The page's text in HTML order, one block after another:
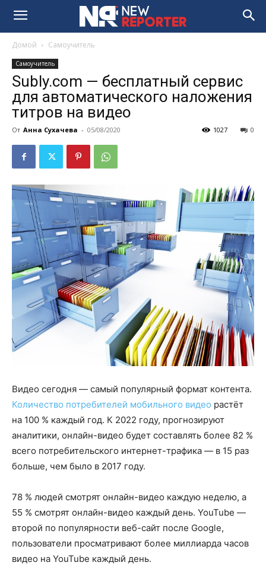
Домой Самоучитель
Самоучитель
Subly.com — бесплатный сервис
для автоматического наложения
титров на видео
От Анна Сухачева - 05/08/2020 0
1027
Видео сегодня — самый популярный формат контента.
Количество потребителей мобильного видео растёт
на 100 % каждый год. К 2022 году, прогнозируют
аналитики, онлайн-видео будет составлять более 82 %
всего потребительского интернет-трафика — в 15 раз
больше, чем было в 2017 году.
78 % людей смотрят онлайн-видео каждую неделю, а
55 % смотрят онлайн-видео каждый день. YouTube —
второй по популярности веб-сайт после Google,
пользователи просматривают более миллиарда часов
видео на YouTube каждый день.